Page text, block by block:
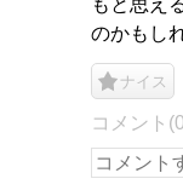
もと思え
のかもし
ナイス
コメント